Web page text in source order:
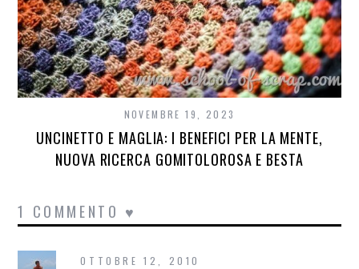
NOVEMBRE 19, 2023
UNCINETTO E MAGLIA: I BENEFICI PER LA MENTE,
NUOVA RICERCA GOMITOLOROSA E BESTA
1 COMMENTO ♥
OTTOBRE 12, 2010